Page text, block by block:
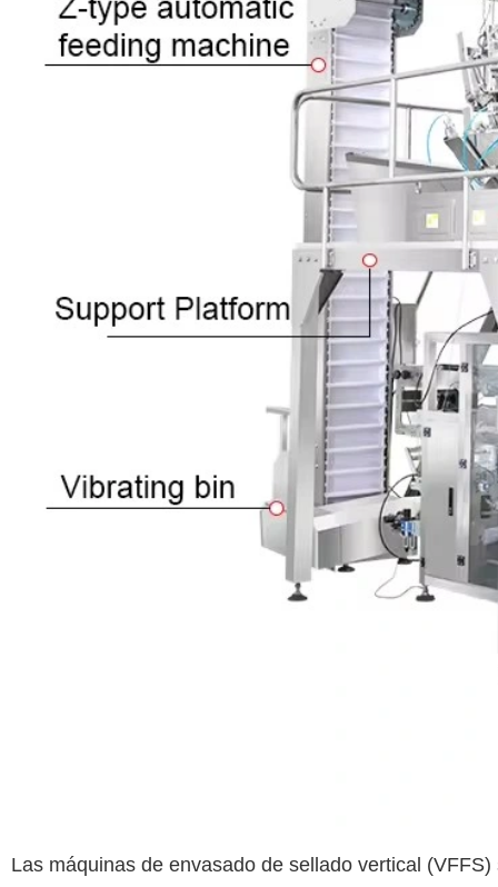
Las máquinas de envasado de sellado vertical